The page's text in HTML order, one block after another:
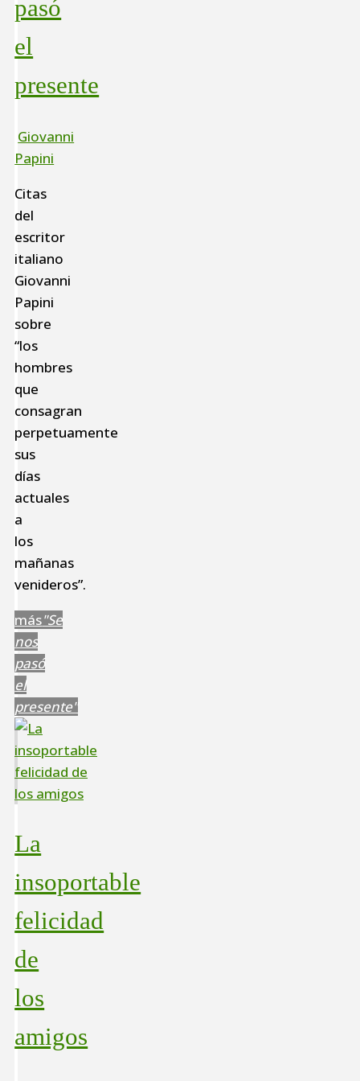
pasó
el
presente
Giovanni
Papini
Citas
del
escritor
italiano
Giovanni
Papini
sobre
“los
hombres
que
consagran
perpetuamente
sus
días
actuales
a
los
mañanas
venideros”.
más"Se
nos
pasó
el
presente"
La
insoportable
felicidad
de
los
amigos